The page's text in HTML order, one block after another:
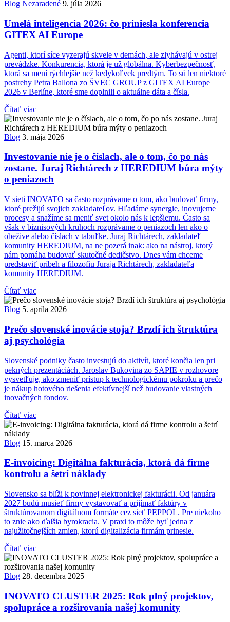
Blog Nezaradené 9. júla 2026
Umelá inteligencia 2026: čo priniesla konferencia
GITEX AI Europe
Agenti, ktorí síce vyzerajú skvele v demách, ale zlyhávajú v ostrej
prevádzke. Konkurencia, ktorá je už globálna. Kyberbezpečnosť,
ktorá sa mení rýchlejšie než kedykoľvek predtým. To sú len niektoré
postrehy Petra Ballona zo ŠVEC GROUP z GITEX AI Europe
2026 v Berlíne, ktoré sme doplnili o aktuálne dáta a čísla.
Čítať viac
Blog 3. mája 2026
Investovanie nie je o číslach, ale o tom, čo po nás
zostane. Juraj Richtárech z HEREDIUM búra mýty
o peniazoch
V sieti INOVATO sa často rozprávame o tom, ako budovať firmy,
ktoré prežijú svojich zakladateľov. Hľadáme synergie, inovujeme
procesy a snažíme sa meniť svet okolo nás k lepšiemu. Často sa
však v biznisových kruhoch rozprávame o peniazoch len ako o
obežive alebo číslach v tabuľke. Juraj Richtárech, zakladateľ
komunity HEREDIUM, na ne pozerá inak: ako na nástroj, ktorý
nám pomáha budovať skutočné dedičstvo. Dnes vám chceme
predstaviť príbeh a filozofiu Juraja Richtárech, zakladateľa
komunity HEREDIUM.
Čítať viac
Blog 5. apríla 2026
Prečo slovenské inovácie stoja? Brzdí ich štruktúra
aj psychológia
Slovenské podniky často investujú do aktivít, ktoré končia len pri
pekných prezentáciách. Jaroslav Bukovina zo SAPIE v rozhovore
vysvetľuje, ako zmeniť prístup k technologickému pokroku a prečo
je nákup hotového riešenia efektívnejší než budovanie vlastných
inovačných fondov.
Čítať viac
Blog 15. marca 2026
E-invoicing: Digitálna fakturácia, ktorá dá firme
kontrolu a šetrí náklady
Slovensko sa blíži k povinnej elektronickej fakturácii. Od januára
2027 budú musieť firmy vystavovať a prijímať faktúry v
štruktúrovanom digitálnom formáte cez sieť PEPPOL. Pre niekoho
to znie ako ďalšia byrokracia. V praxi to môže byť jedna z
najužitočnejších zmien, ktorú digitalizácia firmám prinesie.
Čítať viac
Blog 28. decembra 2025
INOVATO CLUSTER 2025: Rok plný projektov,
spolupráce a rozširovania našej komunity